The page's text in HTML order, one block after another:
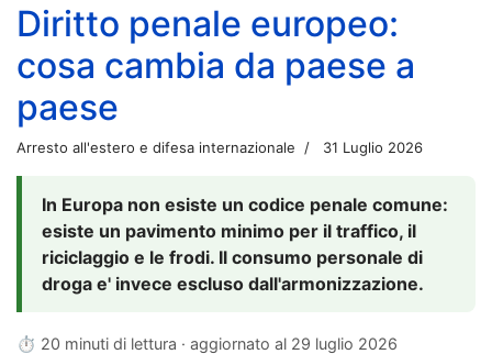
Diritto penale europeo:
cosa cambia da paese a
paese
Arresto all'estero e difesa internazionale 31 Luglio 2026
In Europa non esiste un codice penale comune:
esiste un pavimento minimo per il traffico, il
riciclaggio e le frodi. Il consumo personale di
droga e' invece escluso dall'armonizzazione.
⏱ 20 minuti di lettura · aggiornato al 29 luglio 2026